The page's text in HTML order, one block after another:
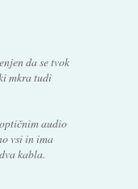
da se tvok
mkra tudi
audio
vsi in ima
kabla.